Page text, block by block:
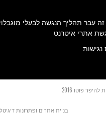
עבר תהליך הנגשה לבעלי
אתרי איטרנט
פוטו 2016
בניית אתרים ופתרונות